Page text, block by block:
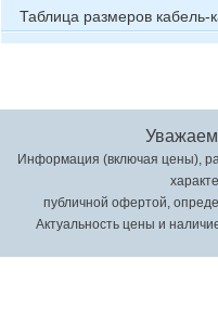
Таблица размеров кабель-
Информация (включая цены),
публичной офертой,
Актуальность цены и